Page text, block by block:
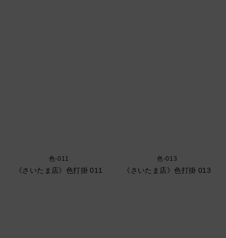
色-011
《さいたま店》色打掛 011
色-013
《さいたま店》色打掛 013